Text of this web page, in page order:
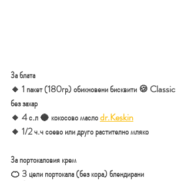
За блата
🔸️ 1 пакет (180гр) обикновени бисквити 🍪 Classic
без захар
🔸️ 4 с.л 🥥 кокосово масло dr.Keskin
🔸️ 1/2 ч.ч соево или друго растително мляко
За портокаловия крем
🍊 3 цели портокала (без кора) блендирани